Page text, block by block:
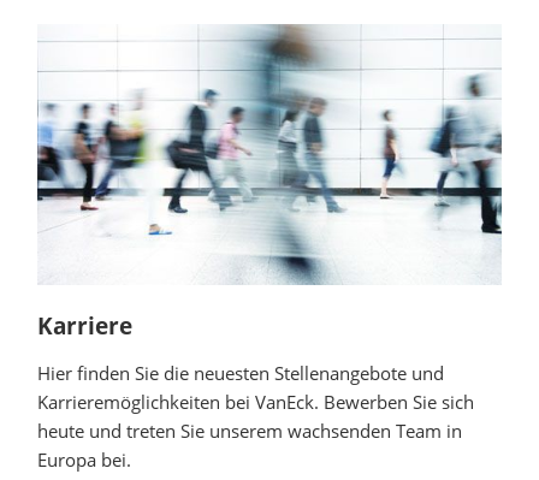
Karriere
Hier finden Sie die neuesten Stellenangebote und
Karrieremöglichkeiten bei VanEck. Bewerben Sie sich
heute und treten Sie unserem wachsenden Team in
Europa bei.